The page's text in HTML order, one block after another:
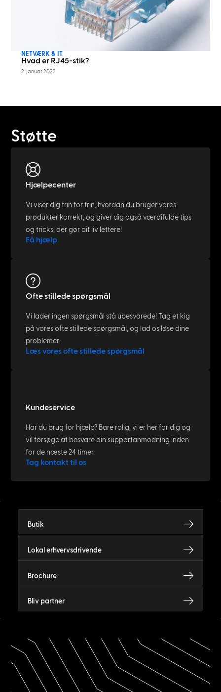
NETVÆRK & IT
Hvad er RJ45-stik?
2. januar 2023
Støtte
Hjælpecenter
Vi viser dig trin for trin, hvordan du bruger vores
produkter korrekt, og giver dig også værdifulde tips
og tricks, der gør dit liv lettere!
Få hjælp
Ofte stillede spørgsmål
Vi lader ingen spørgsmål stå ubesvarede! Tag et kig
på vores ofte stillede spørgsmål, og lad os løse dine
problemer.
Læs vores ofte stillede spørgsmål
Kundeservice
Har du brug for hjælp? Bare rolig, vi er her for dig og
vil forsøge at besvare din supportanmodning inden
for de næste 24 timer.
Tag kontakt til os
Butik
Lokal erhvervsdrivende
Brochure
Bliv partner